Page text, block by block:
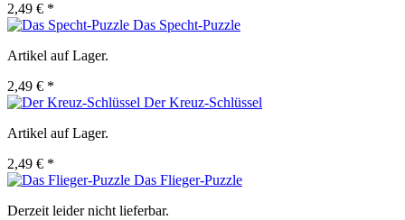
2,49 € *
Das Specht-Puzzle
Artikel auf Lager.
2,49 € *
Der Kreuz-Schlüssel
Artikel auf Lager.
2,49 € *
Das Flieger-Puzzle
Derzeit leider nicht lieferbar.